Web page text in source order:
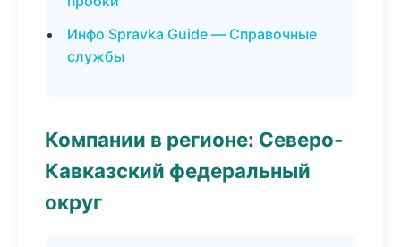
Инфо Spravka Guide — Справочные
службы
Компании в регионе: Северо-
Кавказский федеральный
округ